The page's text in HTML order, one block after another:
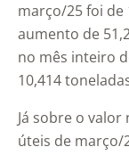
março/25 foi de
aumento de
no mês inteiro
10,414
Já sobre o
úteis de março/